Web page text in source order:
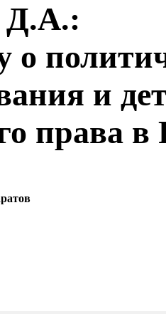
Д.А.:
о
и
права в